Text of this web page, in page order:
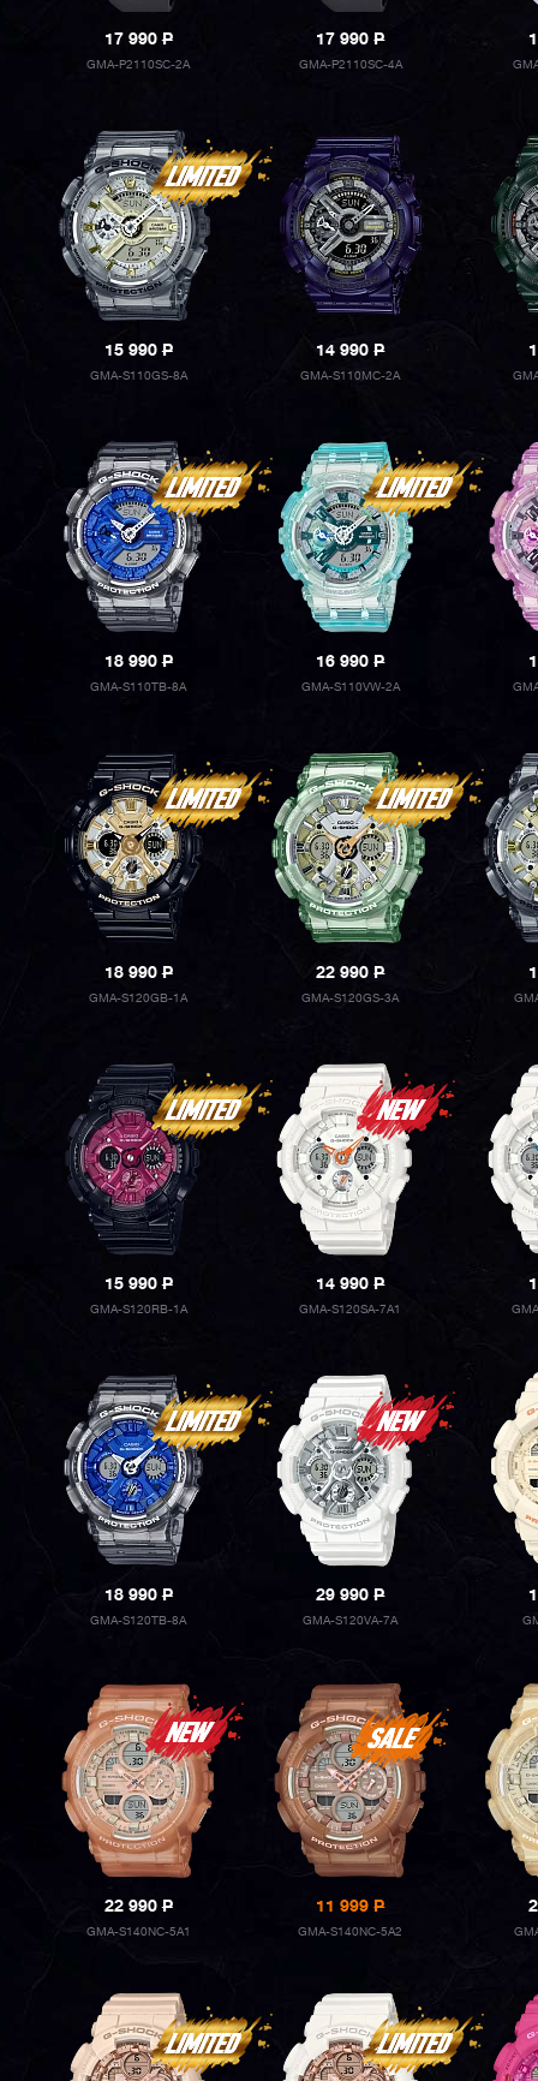
17 990P
GMA-P2110SC-2A
17 990P
GMA-P2110SC-4A
15 990P
GMA-S110GS-8A
14 990P
GMA-S110MC-2A
18 990P
GMA-S110TB-8A
16 990P
GMA-S110VW-2A
18 990P
GMA-S120GB-1A
22 990P
GMA-S120GS-3A
15 990P
GMA-S120RB-1A
14 990P
GMA-S120SA-7A1
18 990P
GMA-S120TB-8A
29 990P
GMA-S120VA-7A
22 990P
GMA-S140NC-5A1
11 999P
GMA-S140NC-5A2